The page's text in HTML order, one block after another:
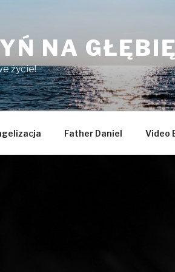
NA GŁĘBIĘ
życie!
Father Daniel Video